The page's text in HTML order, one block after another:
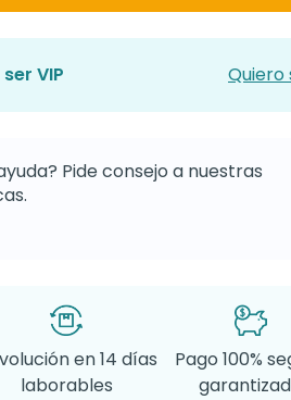
VIP Quiero
Pide consejo a nuestras
en 14 días
laborables
Pago 100%